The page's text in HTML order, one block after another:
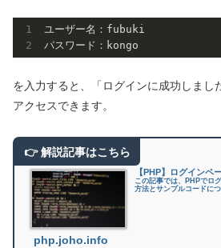
ユーザー名：fubuki
を入力すると、「ログインに成功しまし
アクセスできます。
【PHP】ログインペ
この記事では、PHPでロ
方法とサンプルコードにつ
php.joho.info